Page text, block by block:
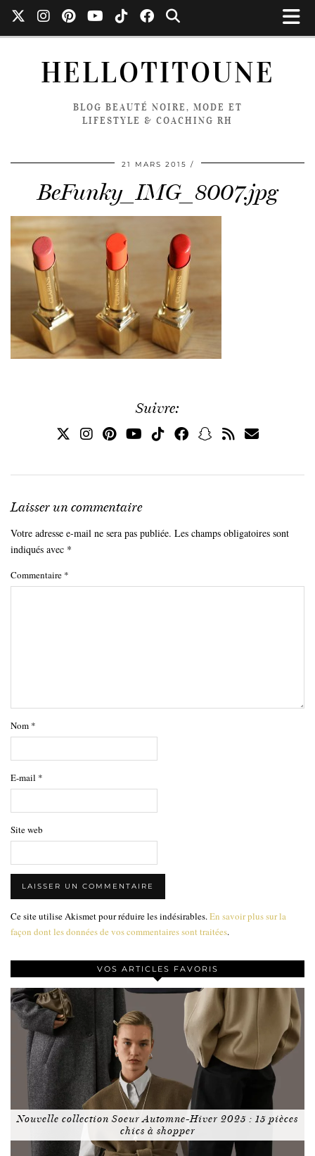
HELLOTITOUNE
BLOG BEAUTÉ NOIRE, MODE ET
LIFESTYLE & COACHING RH
21 MARS 2015
BeFunky_IMG_8007.jpg
Suivre:
Laisser un commentaire
Votre adresse e-mail ne sera pas publiée. Les champs obligatoires sont
indiqués avec *
Commentaire *
Nom *
E-mail *
Site web
Ce site utilise Akismet pour réduire les indésirables. En savoir plus sur la
façon dont les données de vos commentaires sont traitées.
VOS ARTICLES FAVORIS
Nouvelle collection Soeur Automne-Hiver 2025 : 15 pièces
chics à shopper